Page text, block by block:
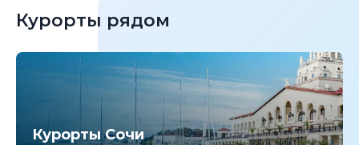
Курорты рядом
Курорты Сочи